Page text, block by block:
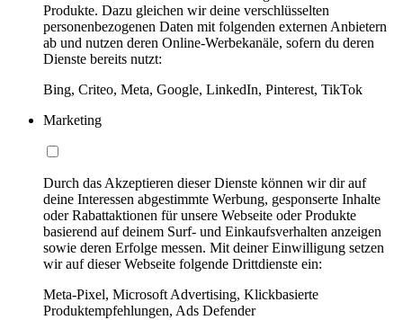
Produkte. Dazu gleichen wir deine verschlüsselten
personenbezogenen Daten mit folgenden externen Anbietern
ab und nutzen deren Online-Werbekanäle, sofern du deren
Dienste bereits nutzt:
Bing, Criteo, Meta, Google, LinkedIn, Pinterest, TikTok
Marketing
Durch das Akzeptieren dieser Dienste können wir dir auf
deine Interessen abgestimmte Werbung, gesponserte Inhalte
oder Rabattaktionen für unsere Webseite oder Produkte
basierend auf deinem Surf- und Einkaufsverhalten anzeigen
sowie deren Erfolge messen. Mit deiner Einwilligung setzen
wir auf dieser Webseite folgende Drittdienste ein:
Meta-Pixel, Microsoft Advertising, Klickbasierte
Produktempfehlungen, Ads Defender